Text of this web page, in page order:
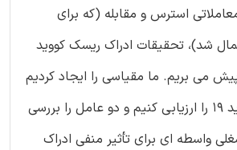
استرس و مقابله (که برای
شد)، تحقیقات ادراک ریسک کووید
پیش می بریم. ما مقیاسی را ایجاد کردیم
تا ادراک ریسک کووید 19 را ارزیابی کنیم و دو عامل را بررسی
واسطه ای برای تأثیر منفی ادراک